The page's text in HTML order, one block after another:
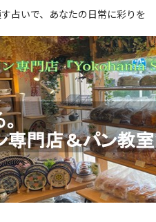
占いで、あなたの日常に彩りを